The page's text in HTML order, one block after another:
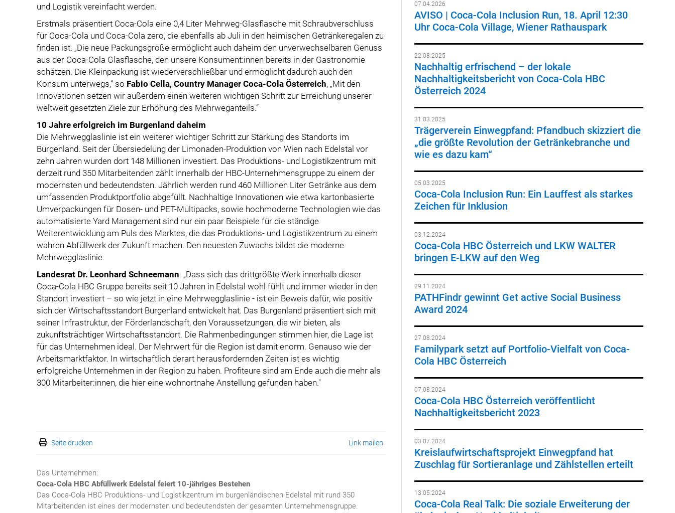
und Logistik vereinfacht werden.
Erstmals präsentiert Coca-Cola eine 0,4 Liter Mehrweg-Glasflasche mit Schraubverschluss
für Coca-Cola und Coca-Cola zero, die ebenfalls ab Juli in den heimischen Getränkeregalen zu
finden ist. „Die neue Packungsgröße ermöglicht auch daheim den unverwechselbaren Genuss
aus der Coca-Cola Glasflasche, den unsere Konsument:innen bereits in der Gastronomie
schätzen. Die Kleinpackung ist wiederverschließbar und ermöglicht dadurch auch den
Konsum unterwegs,“ so Fabio Cella, Country Manager Coca-Cola Österreich, „Mit den
Innovationen setzen wir außerdem einen weiteren wichtigen Schritt zur Erreichung unserer
weltweit gesetzten Ziele zur Erhöhung des Mehrweganteils.“
10 Jahre erfolgreich im Burgenland daheim
Die Mehrwegglaslinie ist ein weiterer wichtiger Schritt zur Stärkung des Standorts im
Burgenland. Seit der Übersiedelung der Limonaden-Produktion von Wien nach Edelstal vor
zehn Jahren wurden dort 148 Millionen investiert. Das Produktions- und Logistikzentrum mit
derzeit rund 350 Mitarbeitenden zählt innerhalb der HBC-Unternehmensgruppe zu einem der
modernsten und bedeutendsten. Jährlich werden rund 460 Millionen Liter Getränke aus dem
umfassenden Produktportfolio abgefüllt. Nachhaltige Innovationen wie etwa kartonbasierte
Umverpackungen für Dosen- und PET-Multipacks, sowie hochmoderne Technologien wie das
automatisierte Yard Management sind nur ein paar Beispiele für die ständige
Weiterentwicklung am Puls des Marktes, die das Produktions- und Logistikzentrum zu einem
wahren Abfüllwerk der Zukunft machen. Den neuesten Zuwachs bildet die moderne
Mehrwegglaslinie.
Landesrat Dr. Leonhard Schneemann: „Dass sich das drittgrößte Werk innerhalb dieser
Coca-Cola HBC Gruppe bereits seit 10 Jahren in Edelstal wohl fühlt und immer wieder in den
Standort investiert – so wie jetzt in eine Mehrwegglaslinie - ist ein Beweis dafür, wie positiv
sich der Wirtschaftsstandort Burgenland entwickelt hat. Das Burgenland präsentiert sich mit
seiner Infrastruktur, der Förderlandschaft, den Voraussetzungen, die wir bieten, als
zukunftsträchtiger Wirtschaftsstandort. Die Rahmenbedingungen stimmen hier, die Lage ist
für das Unternehmen ideal. Der Mehrwert für die Region ist damit enorm. Genauso wie der
Arbeitsmarktfaktor. In wirtschaftlich derart herausfordernden Zeiten ist es wichtig
erfolgreiche Unternehmen in der Region zu haben. Profiteure sind am Ende auch die mehr als
300 Mitarbeiter:innen, die hier eine wohnortnahe Anstellung gefunden haben."
Seite drucken Link mailen
Das Unternehmen:
Coca-Cola HBC Abfüllwerk Edelstal feiert 10-jähriges Bestehen
Das Coca-Cola HBC Produktions- und Logistikzentrum im burgenländischen Edelstal mit rund 350
Mitarbeitenden ist eines der modernsten und bedeutendsten der gesamten Unternehmensgruppe.
07.04.2026
AVISO | Coca-Cola Inclusion Run, 18. April 12:30
Uhr Coca-Cola Village, Wiener Rathauspark
22.08.2025
Nachhaltig erfrischend – der lokale
Nachhaltigkeitsbericht von Coca-Cola HBC
Österreich 2024
31.03.2025
Trägerverein Einwegpfand: Pfandbuch skizziert die
„die größte Revolution der Getränkebranche und
wie es dazu kam“
05.03.2025
Coca-Cola Inclusion Run: Ein Lauffest als starkes
Zeichen für Inklusion
03.12.2024
Coca-Cola HBC Österreich und LKW WALTER
bringen E-LKW auf den Weg
29.11.2024
PATHFindr gewinnt Get active Social Business
Award 2024
27.08.2024
Familypark setzt auf Portfolio-Vielfalt von Coca-
Cola HBC Österreich
07.08.2024
Coca-Cola HBC Österreich veröffentlicht
Nachhaltigkeitsbericht 2023
03.07.2024
Kreislaufwirtschaftsprojekt Einwegpfand hat
Zuschlag für Sortieranlage und Zählstellen erteilt
13.05.2024
Coca-Cola Real Talk: Die soziale Erweiterung der